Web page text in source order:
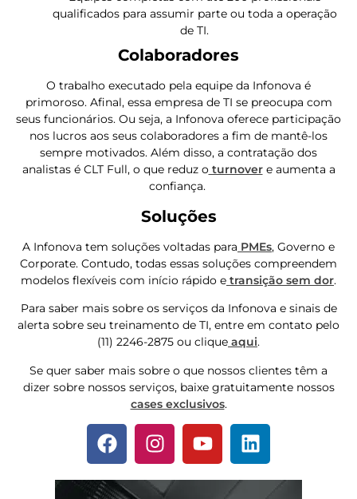
qualificados para assumir parte ou toda a operação
de TI.
Colaboradores
O trabalho executado pela equipe da Infonova é
primoroso. Afinal, essa empresa de TI se preocupa com
seus funcionários. Ou seja, a Infonova oferece participação
nos lucros aos seus colaboradores a fim de mantê-los
sempre motivados. Além disso, a contratação dos
analistas é CLT Full, o que reduz oturnovere aumenta a
confiança.
Soluções
A Infonova tem soluções voltadas para PMEs, Governo e
Corporate. Contudo, todas essas soluções compreendem
modelos flexíveis com início rápido e transição sem dor.
Para saber mais sobre os serviços da Infonova e sinais de
alerta sobre seu treinamento de TI, entre em contato pelo
(11) 2246-2875 ou clique aqui.
Se quer saber mais sobre o que nossos clientes têm a
dizer sobre nossos serviços, baixe gratuitamente nossos
cases exclusivos.